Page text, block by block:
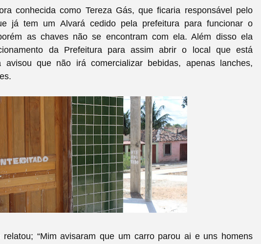
conhecida como Tereza Gás, que ficaria responsável pelo
já tem um Alvará cedido pela prefeitura para funcionar o
as chaves não se encontram com ela. Além disso ela
da Prefeitura para assim abrir o local que está
avisou que não irá comercializar bebidas, apenas lanches,
relatou; “Mim avisaram que um carro parou ai e uns homens